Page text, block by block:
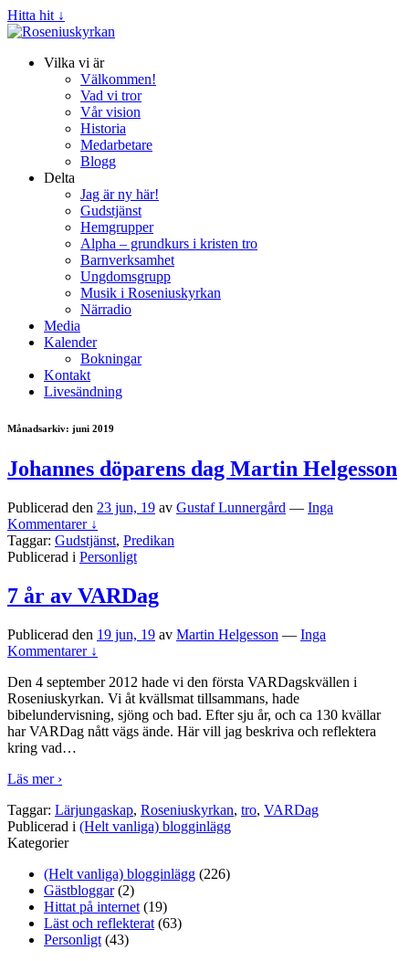
Hitta hit ↓
Vilka vi är
Välkommen!
Vad vi tror
Vår vision
Historia
Medarbetare
Blogg
Delta
Jag är ny här!
Gudstjänst
Hemgrupper
Alpha – grundkurs i kristen tro
Barnverksamhet
Ungdomsgrupp
Musik i Roseniuskyrkan
Närradio
Media
Kalender
Bokningar
Kontakt
Livesändning
Månadsarkiv: juni 2019
Johannes döparens dag Martin Helgesson
Publicerad den 23 jun, 19 av Gustaf Lunnergård — Inga
Kommentarer ↓
Taggar: Gudstjänst, Predikan
Publicerad i Personligt
7 år av VARDag
Publicerad den 19 jun, 19 av Martin Helgesson — Inga
Kommentarer ↓
Den 4 september 2012 hade vi den första VARDagskvällen i
Roseniuskyrkan. Vi åt kvällsmat tillsammans, hade
bibelundervisning, sjöng och bad. Efter sju år, och ca 130 kvällar
har VARDag nått vägs ände. Här vill jag beskriva och reflektera
kring vad…
Läs mer ›
Taggar: Lärjungaskap, Roseniuskyrkan, tro, VARDag
Publicerad i (Helt vanliga) blogginlägg
Kategorier
(Helt vanliga) blogginlägg (226)
Gästbloggar(2)
Hittat på internet (19)
Läst och reflekterat (63)
Personligt (43)